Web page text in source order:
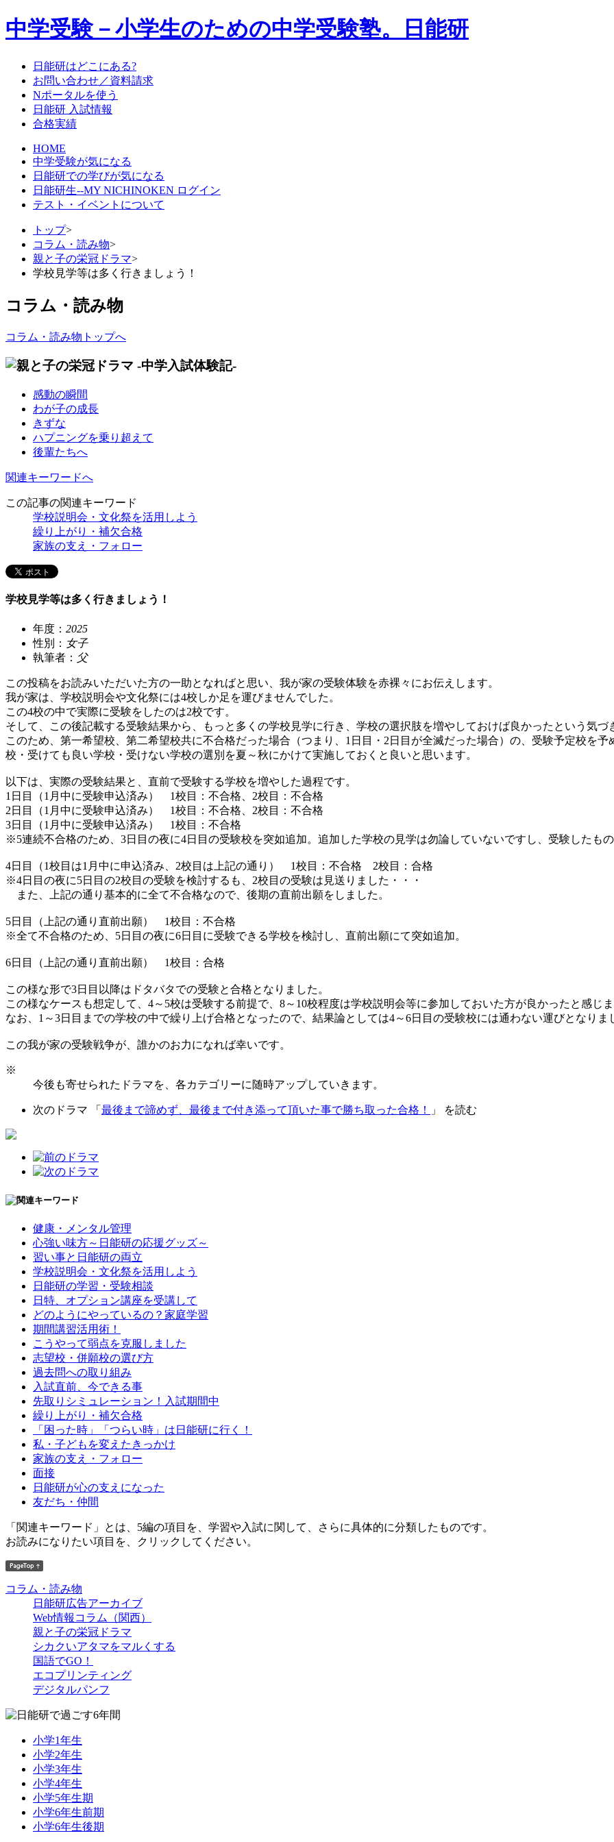
中学受験－小学生のための中学受験塾。日能研
日能研はどこにある?
お問い合わせ／資料請求
Nポータルを使う
日能研 入試情報
合格実績
HOME
中学受験が気になる
日能研での学びが気になる
日能研生--MY NICHINOKEN ログイン
テスト・イベントについて
トップ>
コラム・読み物>
親と子の栄冠ドラマ>
学校見学等は多く行きましょう！
コラム・読み物
コラム・読み物トップへ
感動の瞬間
わが子の成長
きずな
ハプニングを乗り超えて
後輩たちへ
関連キーワードへ
この記事の関連キーワード
学校説明会・文化祭を活用しよう
繰り上がり・補欠合格
家族の支え・フォロー
学校見学等は多く行きましょう！
年度： 2025
性別： 女子
執筆者： 父
この投稿をお読みいただいた方の一助となればと思い、我が家の受験体験を赤裸々にお伝えします。
我が家は、学校説明会や文化祭には4校しか足を運びませんでした。
この4校の中で実際に受験をしたのは2校です。
そして、この後記載する受験結果から、もっと多くの学校見学に行き、学校の選択肢を増やしておけば良かったという気づ
このため、第一希望校、第二希望校共に不合格だった場合（つまり、1日目・2日目が全滅だった場合）の、受験予定校を
校・受けても良い学校・受けない学校の選別を夏～秋にかけて実施しておくと良いと思います。
以下は、実際の受験結果と、直前で受験する学校を増やした過程です。
1日目（1月中に受験申込済み） 1校目：不合格、2校目：不合格
2日目（1月中に受験申込済み） 1校目：不合格、2校目：不合格
3日目（1月中に受験申込済み） 1校目：不合格
※5連続不合格のため、3日目の夜に4日目の受験校を突如追加。追加した学校の見学は勿論していないですし、受験したも
4日目（1校目は1月中に申込済み、2校目は上記の通り） 1校目：不合格 2校目：合格
※4日目の夜に5日目の2校目の受験を検討するも、2校目の受験は見送りました・・・
また、上記の通り基本的に全て不合格なので、後期の直前出願をしました。
5日目（上記の通り直前出願） 1校目：不合格
※全て不合格のため、5日目の夜に6日目に受験できる学校を検討し、直前出願にて突如追加。
6日目（上記の通り直前出願） 1校目：合格
この様な形で3日目以降はドタバタでの受験と合格となりました。
この様なケースも想定して、4～5校は受験する前提で、8～10校程度は学校説明会等に参加しておいた方が良かったと感じま
なお、1～3日目までの学校の中で繰り上げ合格となったので、結果論としては4～6日目の受験校には通わない運びとなりま
この我が家の受験戦争が、誰かのお力になれば幸いです。
※
今後も寄せられたドラマを、各カテゴリーに随時アップしていきます。
次のドラマ 「 最後まで諦めず、最後まで付き添って頂いた事で勝ち取った合格！ 」 を読む
健康・メンタル管理
心強い味方～日能研の応援グッズ～
習い事と日能研の両立
学校説明会・文化祭を活用しよう
日能研の学習・受験相談
日特、オプション講座を受講して
どのようにやっているの？家庭学習
期間講習活用術！
こうやって弱点を克服しました
志望校・併願校の選び方
過去問への取り組み
入試直前、今できる事
先取りシミュレーション！入試期間中
繰り上がり・補欠合格
「困った時」「つらい時」は日能研に行く！
私・子どもを変えたきっかけ
家族の支え・フォロー
面接
日能研が心の支えになった
友だち・仲間
「関連キーワード」とは、5編の項目を、学習や入試に関して、さらに具体的に分類したものです。
お読みになりたい項目を、クリックしてください。
コラム・読み物
日能研広告アーカイブ
Web情報コラム（関西）
親と子の栄冠ドラマ
シカクいアタマをマルくする
国語でGO！
エコプリンティング
デジタルパンフ
小学1年生
小学2年生
小学3年生
小学4年生
小学5年生期
小学6年生前期
小学6年生後期